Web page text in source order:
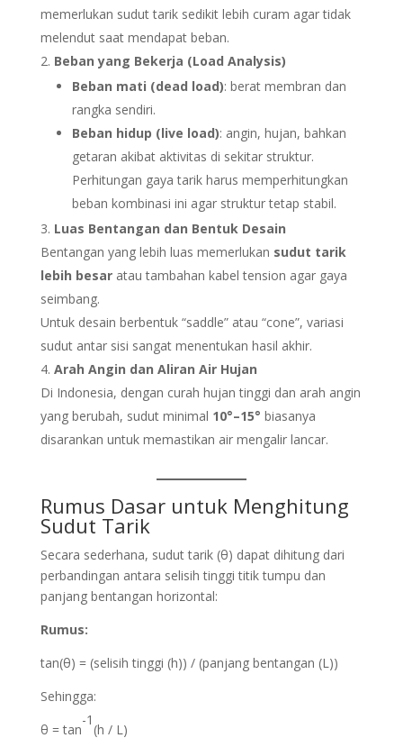
memerlukan sudut tarik sedikit lebih curam agar tidak
melendut saat mendapat beban.
Beban yang Bekerja (Load Analysis)
Beban mati (dead load): berat membran dan
rangka sendiri.
Beban hidup (live load): angin, hujan, bahkan
getaran akibat aktivitas di sekitar struktur.
Perhitungan gaya tarik harus memperhitungkan
beban kombinasi ini agar struktur tetap stabil.
Luas Bentangan dan Bentuk Desain
Bentangan yang lebih luas memerlukan sudut tarik
lebih besaratau tambahan kabel tension agar gaya
seimbang.
Untuk desain berbentuk “saddle” atau “cone”, variasi
sudut antar sisi sangat menentukan hasil akhir.
Arah Angin dan Aliran Air Hujan
Di Indonesia, dengan curah hujan tinggi dan arah angin
yang berubah, sudut minimal 10°–15° biasanya
disarankan untuk memastikan air mengalir lancar.
Rumus Dasar untuk Menghitung
Sudut Tarik
Secara sederhana, sudut tarik (θ) dapat dihitung dari
perbandingan antara selisih tinggi titik tumpu dan
panjang bentangan horizontal:
Rumus:
tan(θ) = (selisih tinggi (h)) / (panjang bentangan (L))
Sehingga:
θ = tan
-1
(h / L)